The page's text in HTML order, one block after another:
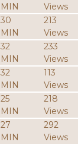
MIN
Views
30
MIN
213
Views
32
MIN
233
Views
32
MIN
113
Views
25
MIN
218
Views
27
MIN
292
Views